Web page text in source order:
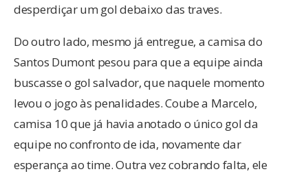
desperdiçar um gol debaixo das traves.
Do outro lado, mesmo já entregue, a camisa do
Santos Dumont pesou para que a equipe ainda
buscasse o gol salvador, que naquele momento
levou o jogo às penalidades. Coube a Marcelo,
camisa 10 que já havia anotado o único gol da
equipe no confronto de ida, novamente dar
esperança ao time. Outra vez cobrando falta, ele